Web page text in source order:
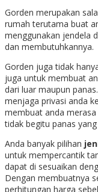
Gorden merupakan
rumah terutama buat
menggunakan jendela
dan membutuhkannya.
Gorden juga tidak
juga untuk membuat
dari luar maupun
menjaga privasi anda
membuat anda
tidak begitu panas
Anda banyak pilihan
untuk mempercantik
dapat di sesuaikan
Dengan membuatnya
perhitungan harga